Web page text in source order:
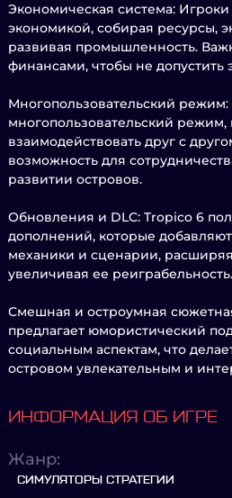
Экономическая система:
экономикой, собирая ресурсы,
развивая промышленность.
финансами, чтобы не допустить
Многопользовательский
многопользовательский режим,
взаимодействовать друг с
возможность для
развитии островов.
Обновления и DLC: Tropico 6
дополнений, которые
механики и сценарии,
увеличивая ее реиграбельность.
Смешная и остроумная
предлагает юмористический
социальным аспектам, что
островом увлекательным и
ИНФОРМАЦИЯ ОБ ИГРЕ
Жанр:
СИМУЛЯТОРЫ СТРАТЕГИИ